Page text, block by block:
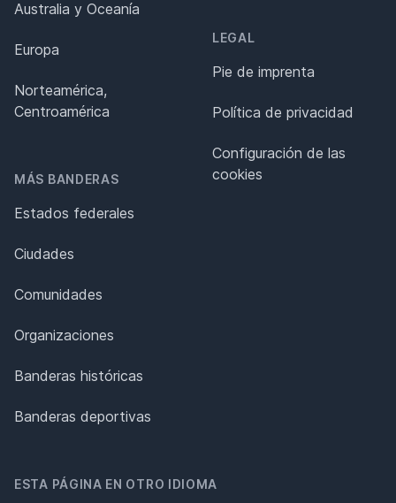
Australia y Oceanía
Europa
Norteamérica,
Centroamérica
MÁS BANDERAS
Estados federales
Ciudades
Comunidades
Organizaciones
Banderas históricas
Banderas deportivas
LEGAL
Pie de imprenta
Política de privacidad
Configuración de las
cookies
ESTA PÁGINA EN OTRO IDIOMA